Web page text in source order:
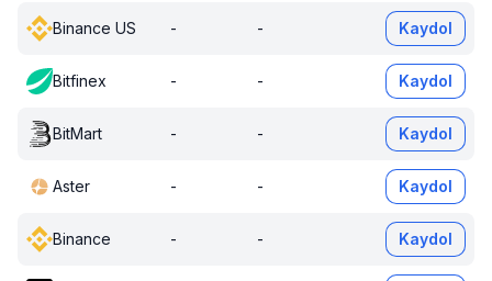
Binance US - - Kaydol
Bitfinex - - Kaydol
BitMart - - Kaydol
Aster - - Kaydol
Binance - - Kaydol